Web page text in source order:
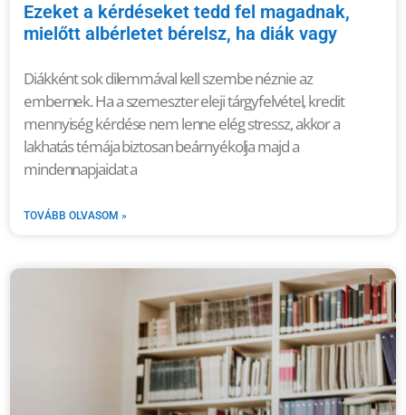
Ezeket a kérdéseket tedd fel magadnak,
mielőtt albérletet bérelsz, ha diák vagy
Diákként sok dilemmával kell szembe néznie az
embernek. Ha a szemeszter eleji tárgyfelvétel, kredit
mennyiség kérdése nem lenne elég stressz, akkor a
lakhatás témája biztosan beárnyékolja majd a
mindennapjaidat a
TOVÁBB OLVASOM »